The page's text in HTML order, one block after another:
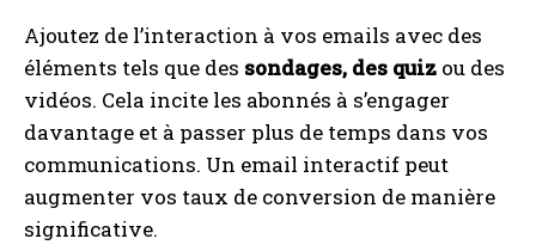
Ajoutez de l’interaction à vos emails avec des
éléments tels que des sondages, des quiz ou des
vidéos. Cela incite les abonnés à s’engager
davantage et à passer plus de temps dans vos
communications. Un email interactif peut
augmenter vos taux de conversion de manière
significative.